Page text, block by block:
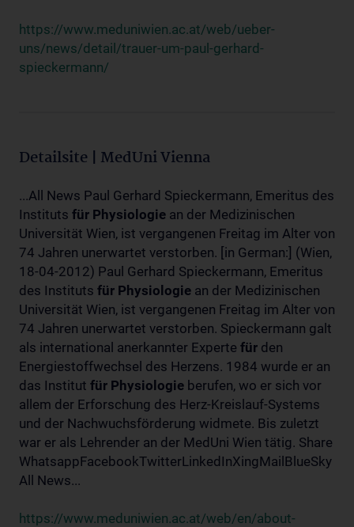
https://www.meduniwien.ac.at/web/ueber-
uns/news/detail/trauer-um-paul-gerhard-
spieckermann/
Detailsite | MedUni Vienna
...All News Paul Gerhard Spieckermann, Emeritus des
Instituts für Physiologie an der Medizinischen
Universität Wien, ist vergangenen Freitag im Alter von
74 Jahren unerwartet verstorben. [in German:] (Wien,
18-04-2012) Paul Gerhard Spieckermann, Emeritus
des Instituts für Physiologie an der Medizinischen
Universität Wien, ist vergangenen Freitag im Alter von
74 Jahren unerwartet verstorben. Spieckermann galt
als international anerkannter Experte für den
Energiestoffwechsel des Herzens. 1984 wurde er an
das Institut für Physiologie berufen, wo er sich vor
allem der Erforschung des Herz-Kreislauf-Systems
und der Nachwuchsförderung widmete. Bis zuletzt
war er als Lehrender an der MedUni Wien tätig. Share
WhatsappFacebookTwitterLinkedInXingMailBlueSky
All News...
https://www.meduniwien.ac.at/web/en/about-